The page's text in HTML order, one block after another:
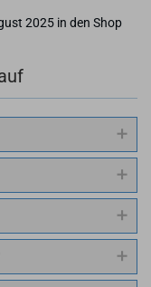
2025 in den Shop